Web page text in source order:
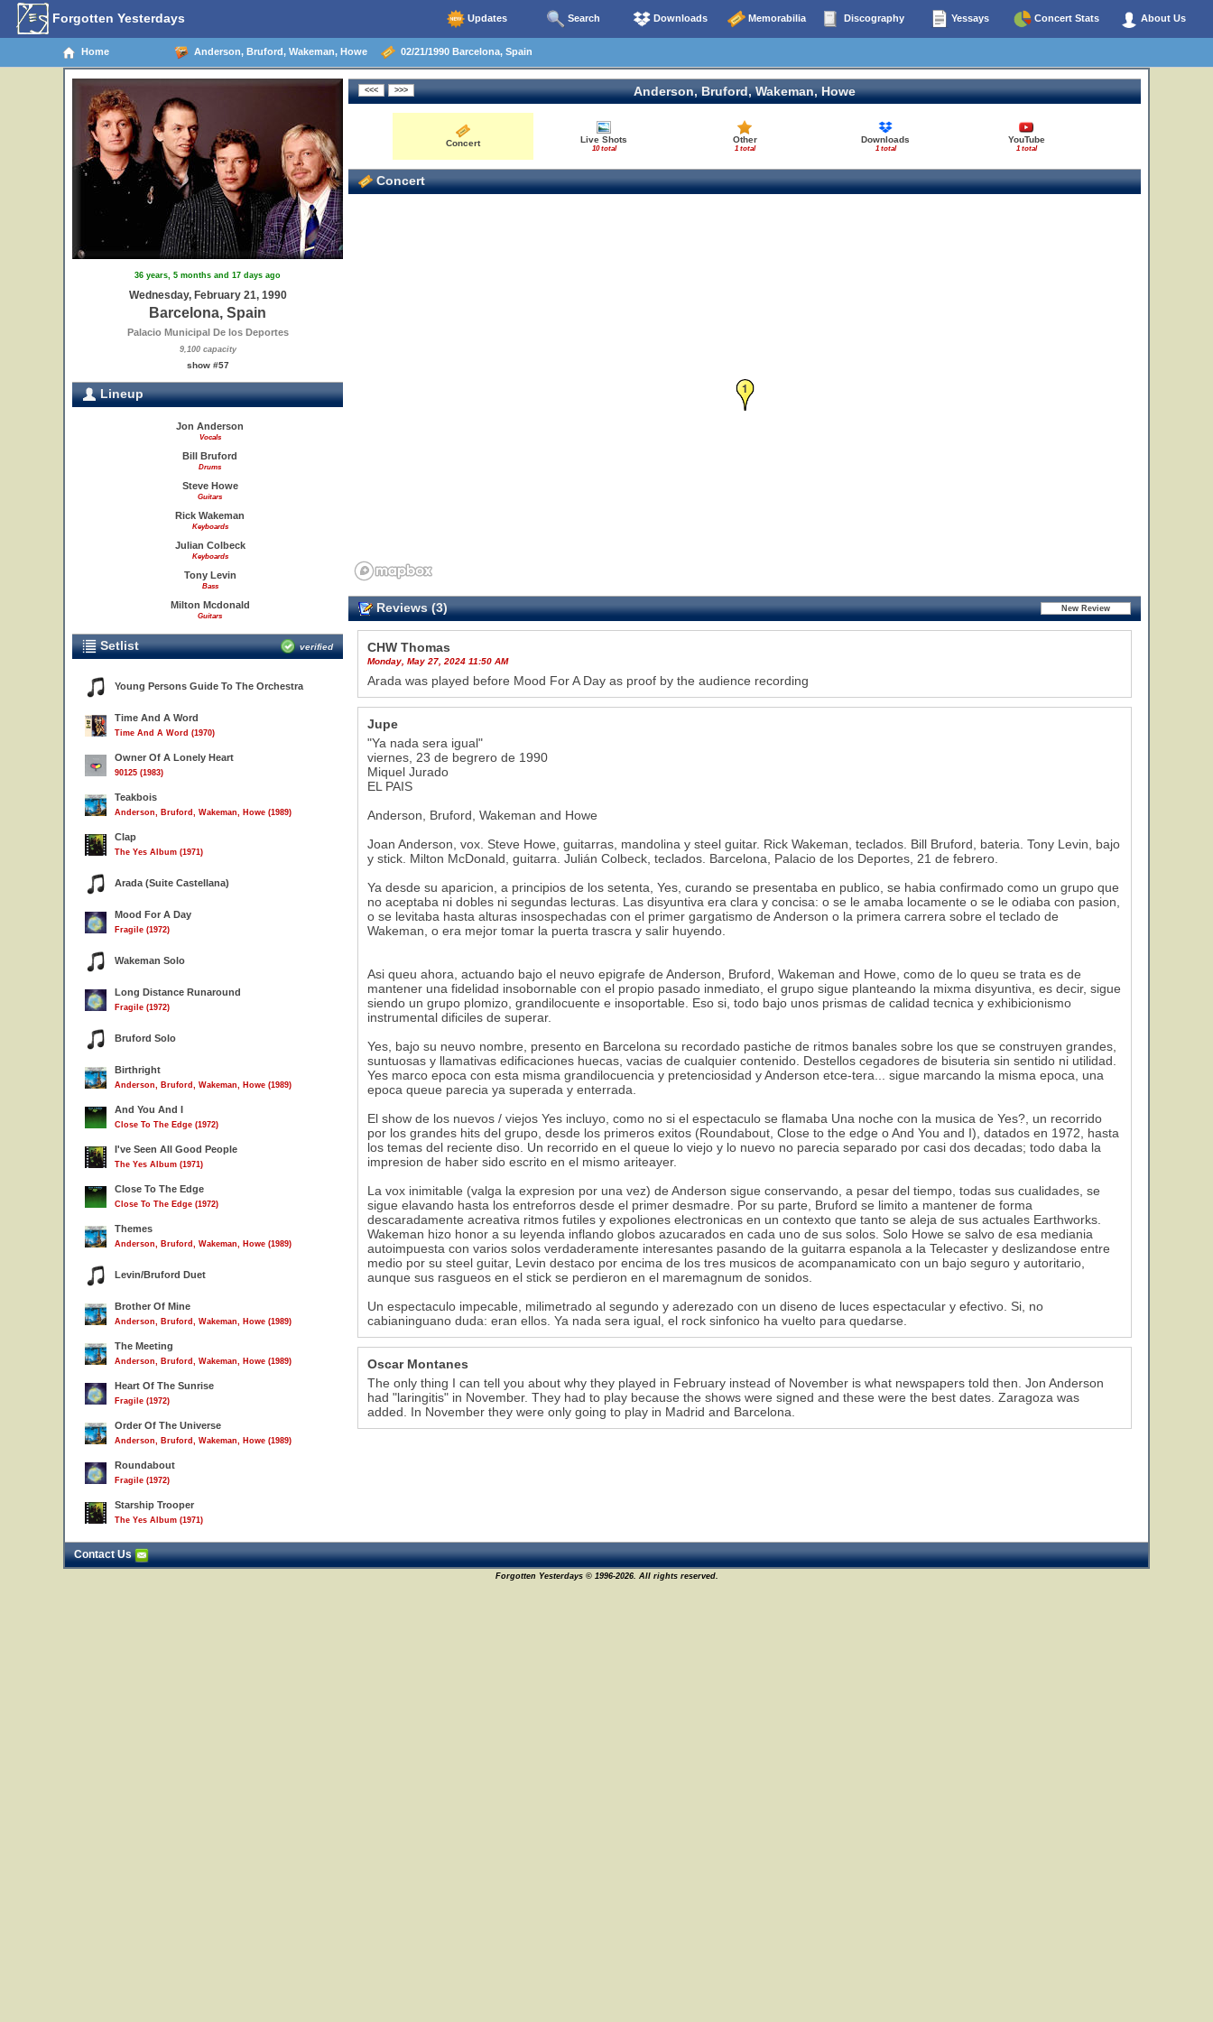
Forgotten Yesterdays Updates Search Downloads Memorabilia Discography Yessays Concert Stats About Us
Home Anderson, Bruford, Wakeman, Howe 02/21/1990 Barcelona, Spain
36 years, 5 months and 17 days ago
Wednesday, February 21, 1990
Barcelona, Spain
Palacio Municipal De los Deportes
9,100 capacity
show #57
Lineup
Jon Anderson
Vocals
Bill Bruford
Drums
Steve Howe
Guitars
Rick Wakeman
Keyboards
Julian Colbeck
Keyboards
Tony Levin
Bass
Milton Mcdonald
Guitars
Setlist verified
Young Persons Guide To The Orchestra
Time And A Word
Time And A Word (1970)
Owner Of A Lonely Heart
90125 (1983)
Teakbois
Anderson, Bruford, Wakeman, Howe (1989)
Clap
The Yes Album (1971)
Arada (Suite Castellana)
Mood For A Day
Fragile (1972)
Wakeman Solo
Long Distance Runaround
Fragile (1972)
Bruford Solo
Birthright
Anderson, Bruford, Wakeman, Howe (1989)
And You And I
Close To The Edge (1972)
I've Seen All Good People
The Yes Album (1971)
Close To The Edge
Close To The Edge (1972)
Themes
Anderson, Bruford, Wakeman, Howe (1989)
Levin/Bruford Duet
Brother Of Mine
Anderson, Bruford, Wakeman, Howe (1989)
The Meeting
Anderson, Bruford, Wakeman, Howe (1989)
Heart Of The Sunrise
Fragile (1972)
Order Of The Universe
Anderson, Bruford, Wakeman, Howe (1989)
Roundabout
Fragile (1972)
Starship Trooper
The Yes Album (1971)
Anderson, Bruford, Wakeman, Howe
Concert Live Shots
10 total
Other
1 total
Downloads
1 total
YouTube
1 total
Concert
1
Reviews (3)
CHW Thomas
Monday, May 27, 2024 11:50 AM
Arada was played before Mood For A Day as proof by the audience recording
Jupe
"Ya nada sera igual"
viernes, 23 de begrero de 1990
Miquel Jurado
EL PAIS
Anderson, Bruford, Wakeman and Howe
Joan Anderson, vox. Steve Howe, guitarras, mandolina y steel guitar. Rick Wakeman, teclados. Bill Bruford, bateria. Tony Levin, bajo
y stick. Milton McDonald, guitarra. Julián Colbeck, teclados. Barcelona, Palacio de los Deportes, 21 de febrero.
Ya desde su aparicion, a principios de los setenta, Yes, curando se presentaba en publico, se habia confirmado como un grupo que
no aceptaba ni dobles ni segundas lecturas. Las disyuntiva era clara y concisa: o se le amaba locamente o se le odiaba con pasion,
o se levitaba hasta alturas insospechadas con el primer gargatismo de Anderson o la primera carrera sobre el teclado de
Wakeman, o era mejor tomar la puerta trascra y salir huyendo.
Asi queu ahora, actuando bajo el neuvo epigrafe de Anderson, Bruford, Wakeman and Howe, como de lo queu se trata es de
mantener una fidelidad insobornable con el propio pasado inmediato, el grupo sigue planteando la mixma disyuntiva, es decir, sigue
siendo un grupo plomizo, grandilocuente e insoportable. Eso si, todo bajo unos prismas de calidad tecnica y exhibicionismo
instrumental dificiles de superar.
Yes, bajo su neuvo nombre, presento en Barcelona su recordado pastiche de ritmos banales sobre los que se construyen grandes,
suntuosas y llamativas edificaciones huecas, vacias de cualquier contenido. Destellos cegadores de bisuteria sin sentido ni utilidad.
Yes marco epoca con esta misma grandilocuencia y pretenciosidad y Anderson etce-tera... sigue marcando la misma epoca, una
epoca queue parecia ya superada y enterrada.
El show de los nuevos / viejos Yes incluyo, como no si el espectaculo se flamaba Una noche con la musica de Yes?, un recorrido
por los grandes hits del grupo, desde los primeros exitos (Roundabout, Close to the edge o And You and I), datados en 1972, hasta
los temas del reciente diso. Un recorrido en el queue lo viejo y lo nuevo no parecia separado por casi dos decadas; todo daba la
impresion de haber sido escrito en el mismo ariteayer.
La vox inimitable (valga la expresion por una vez) de Anderson sigue conservando, a pesar del tiempo, todas sus cualidades, se
sigue elavando hasta los entreforros desde el primer desmadre. Por su parte, Bruford se limito a mantener de forma
descaradamente acreativa ritmos futiles y expoliones electronicas en un contexto que tanto se aleja de sus actuales Earthworks.
Wakeman hizo honor a su leyenda inflando globos azucarados en cada uno de sus solos. Solo Howe se salvo de esa mediania
autoimpuesta con varios solos verdaderamente interesantes pasando de la guitarra espanola a la Telecaster y deslizandose entre
medio por su steel guitar, Levin destaco por encima de los tres musicos de acompanamicato con un bajo seguro y autoritario,
aunque sus rasgueos en el stick se perdieron en el maremagnum de sonidos.
Un espectaculo impecable, milimetrado al segundo y aderezado con un diseno de luces espectacular y efectivo. Si, no
cabianinguano duda: eran ellos. Ya nada sera igual, el rock sinfonico ha vuelto para quedarse.
Oscar Montanes
The only thing I can tell you about why they played in February instead of November is what newspapers told then. Jon Anderson
had "laringitis" in November. They had to play because the shows were signed and these were the best dates. Zaragoza was
added. In November they were only going to play in Madrid and Barcelona.
Contact Us
Forgotten Yesterdays © 1996-2026. All rights reserved.